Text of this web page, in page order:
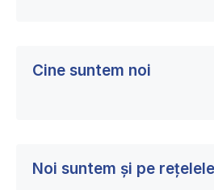
Cine suntem noi
Noi suntem și pe